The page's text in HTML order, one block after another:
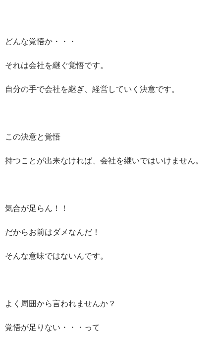
どんな覚悟か・・・
それは会社を継ぐ覚悟です。
自分の手で会社を継ぎ、経営していく決意です。
この決意と覚悟
持つことが出来なければ、会社を継いではいけません。
気合が足らん！！
だからお前はダメなんだ！
そんな意味ではないんです。
よく周囲から言われませんか？
覚悟が足りない・・・って